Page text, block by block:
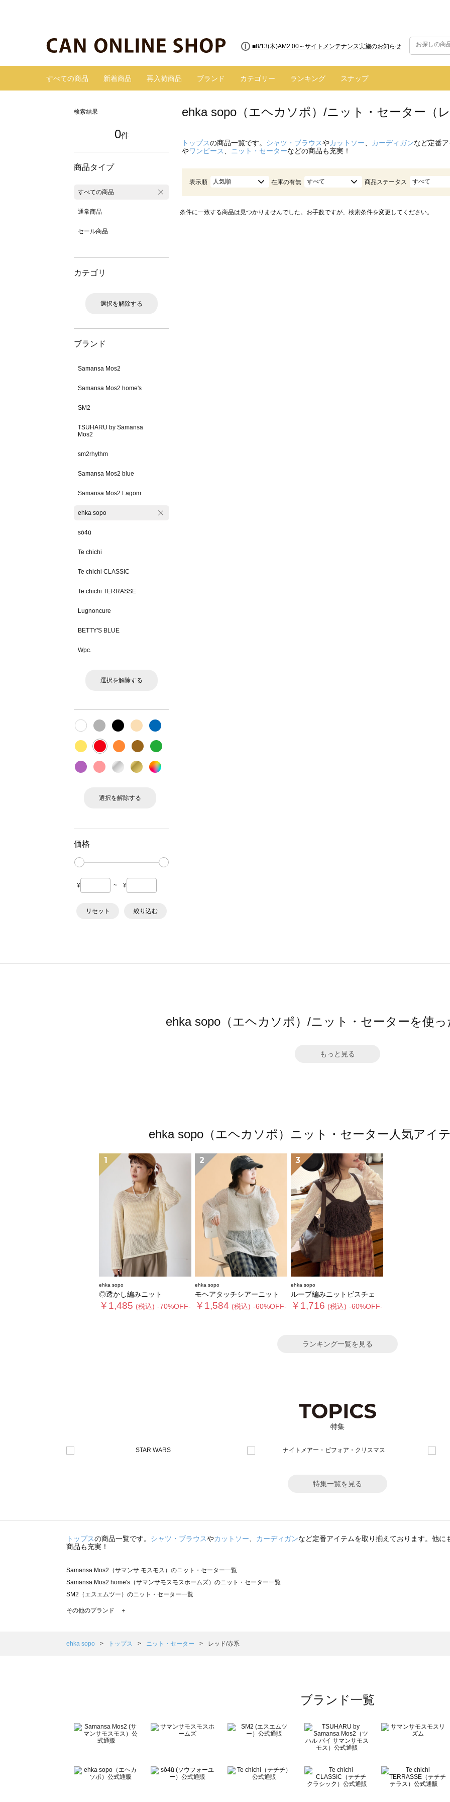
■8/13(木)AM2:00～サイトメンテナンス実施のお知らせ
すべての商品 新着商品 再入荷商品 ブランド カテゴリー ランキング スナップ
検索結果
0件
商品タイプ
すべての商品
通常商品
セール商品
カテゴリ
選択を解除する
ブランド
Samansa Mos2
Samansa Mos2 home's
SM2
TSUHARU by Samansa
Mos2
sm2rhythm
Samansa Mos2 blue
Samansa Mos2 Lagom
ehka sopo
sō4ū
Te chichi
Te chichi CLASSIC
Te chichi TERRASSE
Lugnoncure
BETTY'S BLUE
Wpc.
選択を解除する
選択を解除する
価格
¥ ~ ¥
リセット 絞り込む
ehka sopo（エヘカソポ）/ニット・セーター（レ
トップスの商品一覧です。 シャツ・ブラウスやカットソー カーディガンなど定番
やワンピース ニット・セーターなどの商品も充実！
表示順 人気順 在庫の有無 すべて 商品ステータス すべて
条件に一致する商品は見つかりませんでした。お手数ですが、検索条件を変更してください。
ehka sopo（エヘカソポ）/ニット・セーターを使
もっと見る
ehka sopo（エヘカソポ）ニット・セーター人気アイ
1
ehka sopo
◎透かし編みニット
￥1,485 (税込) -70%OFF-
2
ehka sopo
モヘアタッチシアーニット
￥1,584 (税込) -60%OFF-
3
ehka sopo
ループ編みニットビスチェ
￥1,716 (税込) -60%OFF-
ランキング一覧を見る
特集
特集一覧を見る
トップスの商品一覧です。 シャツ・ブラウスやカットソー、 カーディガンなど定番アイテムを取り揃えております。他に
商品も充実！
Samansa Mos2（サマンサ モスモス）のニット・セーター一覧
Samansa Mos2 home's（サマンサモスモスホームズ）のニット・セーター一覧
SM2（エスエムツー）のニット・セーター一覧
TSUHARU by Samansa Mos2（ツハルバイサマンサモスモス）のニット・セーター一覧
Samansa Mos2 Lagom（サマンサモスモス ラーゴム）のニット・セーター一覧
BETTY'S BLUE（べティーズブルー）のニット・セーター一覧
Wpc.（ワールドパーティー）のニット・セーター一覧
その他のブランド ＋
ehka sopo トップス ニット・セーター レッド/赤系
ブランド一覧